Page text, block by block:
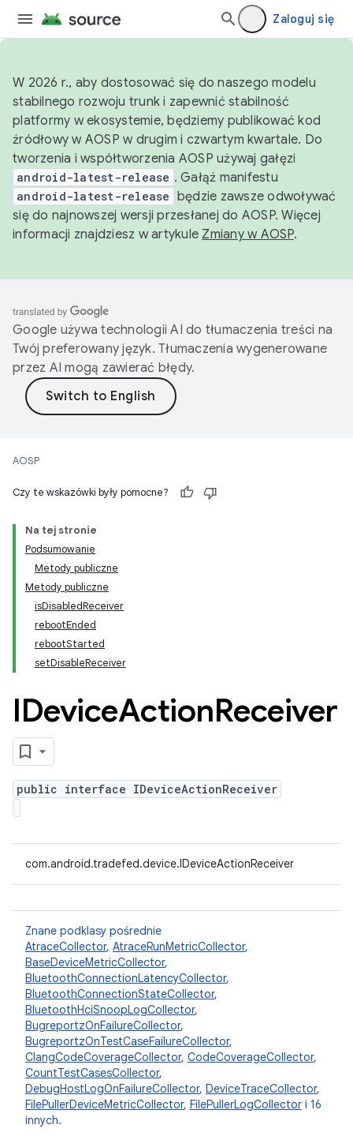
Zaloguj się
W 2026 r., aby dostosować się do naszego modelu
stabilnego rozwoju trunk i zapewnić stabilność
platformy w ekosystemie, będziemy publikować kod
źródłowy w AOSP w drugim i czwartym kwartale. Do
tworzenia i współtworzenia AOSP używaj gałęzi
android-latest-release . Gałąź manifestu
android-latest-release będzie zawsze odwoływać
się do najnowszej wersji przesłanej do AOSP. Więcej
informacji znajdziesz w artykule Zmiany w AOSP.
Google używa technologii AI do tłumaczenia treści na
Twój preferowany język. Tłumaczenia wygenerowane
przez AI mogą zawierać błędy.
AOSP
Czy te wskazówki były pomocne?
Na tej stronie
Podsumowanie
Metody publiczne
Metody publiczne
isDisabledReceiver
rebootEnded
rebootStarted
setDisableReceiver
IDeviceActionReceiver
public interface IDeviceActionReceiver
com.android.tradefed.device.IDeviceActionReceiver
Znane podklasy pośrednie
AtraceCollector, AtraceRunMetricCollector,
BaseDeviceMetricCollector,
BluetoothConnectionLatencyCollector,
BluetoothConnectionStateCollector,
BluetoothHciSnoopLogCollector,
BugreportzOnFailureCollector,
BugreportzOnTestCaseFailureCollector,
ClangCodeCoverageCollector, CodeCoverageCollector,
CountTestCasesCollector,
DebugHostLogOnFailureCollector, DeviceTraceCollector,
FilePullerDeviceMetricCollector, FilePullerLogCollector i 16
innych.